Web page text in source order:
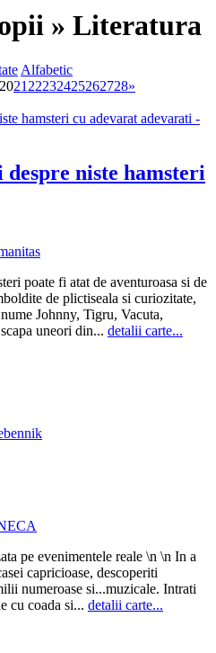
» Literatura
Alfabetic
2021 22232425262728»
despre niste hamsteri
poate fi atat de aventuroasa si de
de plictiseala si curiozitate,
Johnny, Tigru, Vacuta,
uneori din... detalii carte...
pe evenimentele reale \n \n In a
capricioase, descoperiti
numeroase si...muzicale. Intrati
cu coada si... detalii carte...